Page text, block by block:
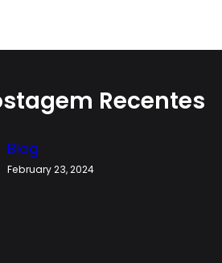
Recentes
Blog
February 23, 2024